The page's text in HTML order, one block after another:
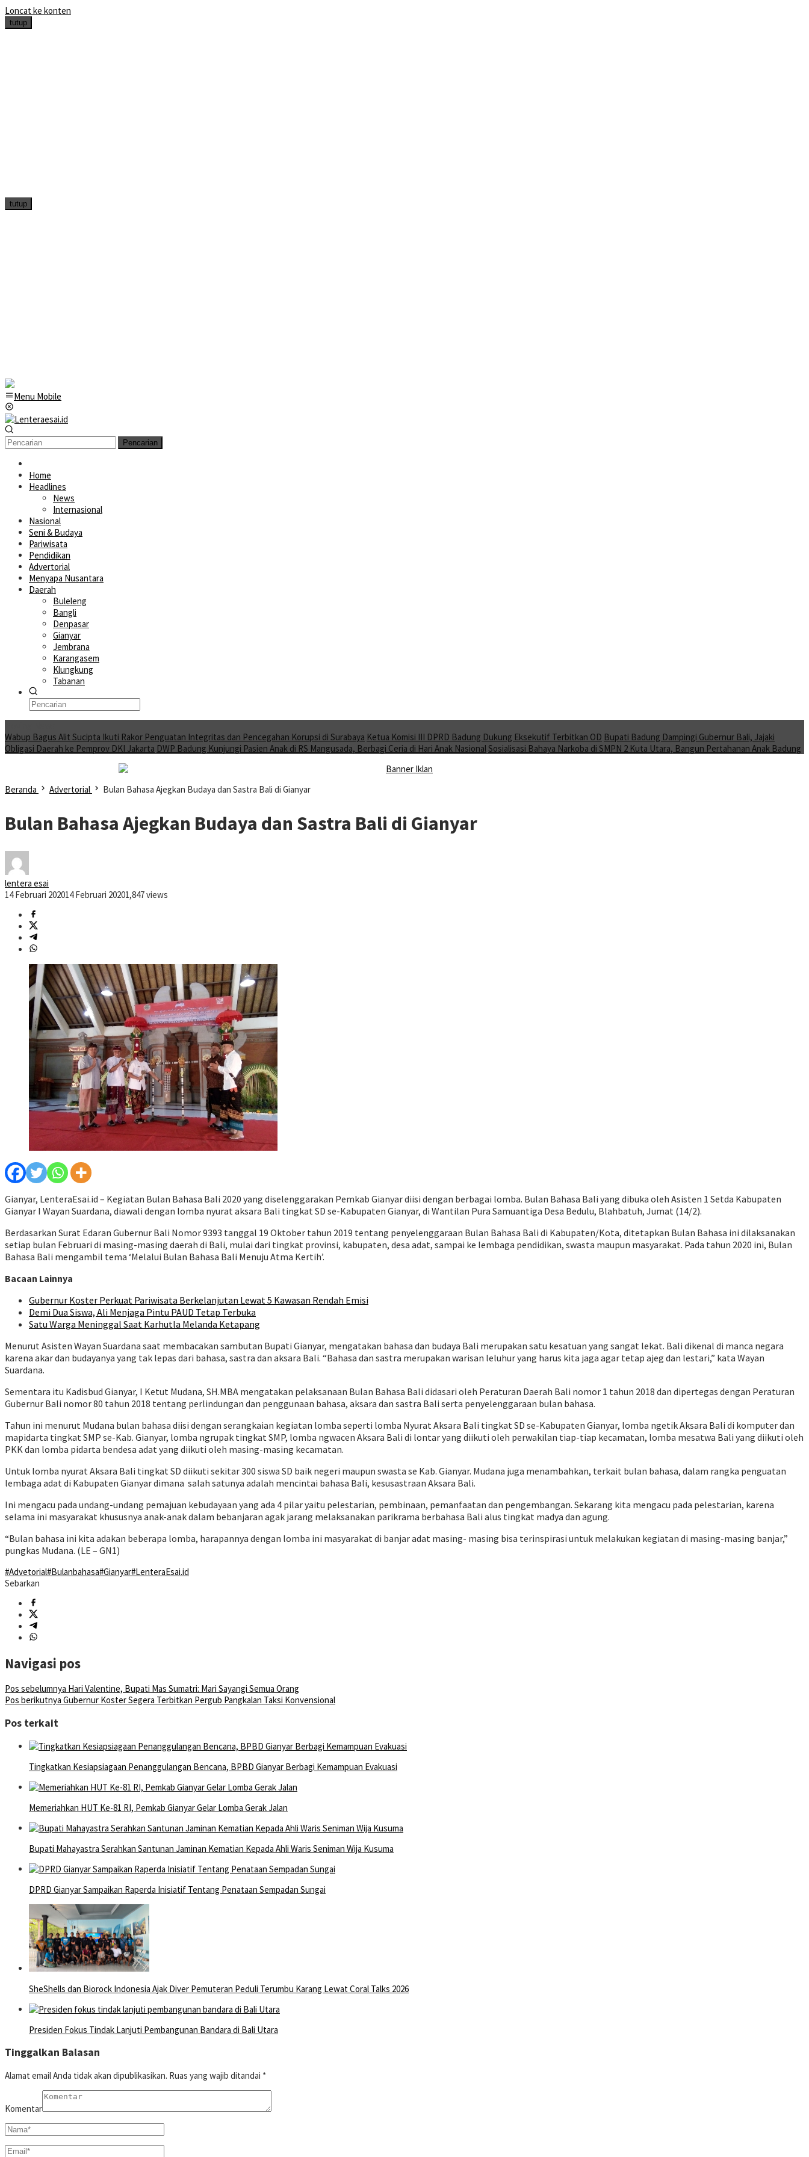
Loncat ke konten
tutup
tutup
Menu Mobile
Pencarian
Home
Headlines
News
Internasional
Nasional
Seni & Budaya
Pariwisata
Pendidikan
Advertorial
Menyapa Nusantara
Daerah
Buleleng
Bangli
Denpasar
Gianyar
Jembrana
Karangasem
Klungkung
Tabanan
Wabup Bagus Alit Sucipta Ikuti Rakor Penguatan Integritas dan Pencegahan Korupsi di Surabaya Ketua Komisi III DPRD Badung Dukung Eksekutif Terbitkan OD Bupati Badung Dampingi Gubernur Bali, Jajaki
Obligasi Daerah ke Pemprov DKI Jakarta DWP Badung Kunjungi Pasien Anak di RS Mangusada, Berbagi Ceria di Hari Anak NasionalSosialisasi Bahaya Narkoba di SMPN 2 Kuta Utara, Bangun Pertahanan Anak Badung
Beranda Advertorial Bulan Bahasa Ajegkan Budaya dan Sastra Bali di Gianyar
Bulan Bahasa Ajegkan Budaya dan Sastra Bali di Gianyar
lentera esai
14 Februari 202014 Februari 20201,847 views
Gianyar, LenteraEsai.id – Kegiatan Bulan Bahasa Bali 2020 yang diselenggarakan Pemkab Gianyar diisi dengan berbagai lomba. Bulan Bahasa Bali yang dibuka oleh Asisten 1 Setda Kabupaten
Gianyar I Wayan Suardana, diawali dengan lomba nyurat aksara Bali tingkat SD se-Kabupaten Gianyar, di Wantilan Pura Samuantiga Desa Bedulu, Blahbatuh, Jumat (14/2).
Berdasarkan Surat Edaran Gubernur Bali Nomor 9393 tanggal 19 Oktober tahun 2019 tentang penyelenggaraan Bulan Bahasa Bali di Kabupaten/Kota, ditetapkan Bulan Bahasa ini dilaksanakan
setiap bulan Februari di masing-masing daerah di Bali, mulai dari tingkat provinsi, kabupaten, desa adat, sampai ke lembaga pendidikan, swasta maupun masyarakat. Pada tahun 2020 ini, Bulan
Bahasa Bali mengambil tema ‘Melalui Bulan Bahasa Bali Menuju Atma Kertih’.
Bacaan Lainnya
Gubernur Koster Perkuat Pariwisata Berkelanjutan Lewat 5 Kawasan Rendah Emisi
Demi Dua Siswa, Ali Menjaga Pintu PAUD Tetap Terbuka
Satu Warga Meninggal Saat Karhutla Melanda Ketapang
Menurut Asisten Wayan Suardana saat membacakan sambutan Bupati Gianyar, mengatakan bahasa dan budaya Bali merupakan satu kesatuan yang sangat lekat. Bali dikenal di manca negara
karena akar dan budayanya yang tak lepas dari bahasa, sastra dan aksara Bali. “Bahasa dan sastra merupakan warisan leluhur yang harus kita jaga agar tetap ajeg dan lestari,” kata Wayan
Suardana.
Sementara itu Kadisbud Gianyar, I Ketut Mudana, SH.MBA mengatakan pelaksanaan Bulan Bahasa Bali didasari oleh Peraturan Daerah Bali nomor 1 tahun 2018 dan dipertegas dengan Peraturan
Gubernur Bali nomor 80 tahun 2018 tentang perlindungan dan penggunaan bahasa, aksara dan sastra Bali serta penyelenggaraan bulan bahasa.
Tahun ini menurut Mudana bulan bahasa diisi dengan serangkaian kegiatan lomba seperti lomba Nyurat Aksara Bali tingkat SD se-Kabupaten Gianyar, lomba ngetik Aksara Bali di komputer dan
mapidarta tingkat SMP se-Kab. Gianyar, lomba ngrupak tingkat SMP, lomba ngwacen Aksara Bali di lontar yang diikuti oleh perwakilan tiap-tiap kecamatan, lomba mesatwa Bali yang diikuti oleh
PKK dan lomba pidarta bendesa adat yang diikuti oleh masing-masing kecamatan.
Untuk lomba nyurat Aksara Bali tingkat SD diikuti sekitar 300 siswa SD baik negeri maupun swasta se Kab. Gianyar. Mudana juga menambahkan, terkait bulan bahasa, dalam rangka penguatan
lembaga adat di Kabupaten Gianyar dimana salah satunya adalah mencintai bahasa Bali, kesusastraan Aksara Bali.
Ini mengacu pada undang-undang pemajuan kebudayaan yang ada 4 pilar yaitu pelestarian, pembinaan, pemanfaatan dan pengembangan. Sekarang kita mengacu pada pelestarian, karena
selama ini masyarakat khususnya anak-anak dalam bebanjaran agak jarang melaksanakan parikrama berbahasa Bali alus tingkat madya dan agung.
“Bulan bahasa ini kita adakan beberapa lomba, harapannya dengan lomba ini masyarakat di banjar adat masing- masing bisa terinspirasi untuk melakukan kegiatan di masing-masing banjar,”
pungkas Mudana. (LE – GN1)
#Advetorial#Bulanbahasa#Gianyar#LenteraEsai.id
Sebarkan
Navigasi pos
Pos sebelumnya Hari Valentine, Bupati Mas Sumatri: Mari Sayangi Semua Orang
Pos berikutnya Gubernur Koster Segera Terbitkan Pergub Pangkalan Taksi Konvensional
Pos terkait
Tingkatkan Kesiapsiagaan Penanggulangan Bencana, BPBD Gianyar Berbagi Kemampuan Evakuasi
Memeriahkan HUT Ke-81 RI, Pemkab Gianyar Gelar Lomba Gerak Jalan
Bupati Mahayastra Serahkan Santunan Jaminan Kematian Kepada Ahli Waris Seniman Wija Kusuma
DPRD Gianyar Sampaikan Raperda Inisiatif Tentang Penataan Sempadan Sungai
SheShells dan Biorock Indonesia Ajak Diver Pemuteran Peduli Terumbu Karang Lewat Coral Talks 2026
Presiden Fokus Tindak Lanjuti Pembangunan Bandara di Bali Utara
Tinggalkan Balasan
Alamat email Anda tidak akan dipublikasikan. Ruas yang wajib ditandai *
Komentar